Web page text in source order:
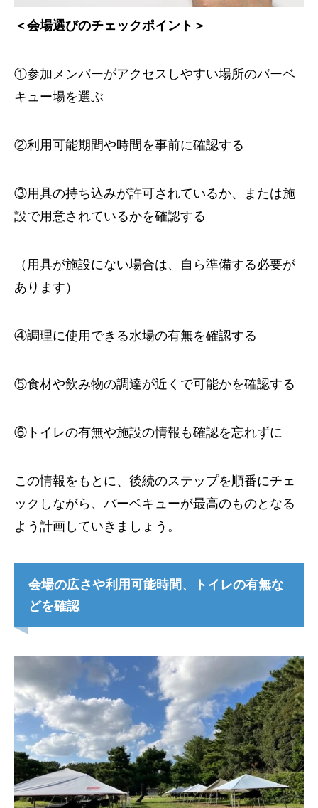
＜会場選びのチェックポイント＞
①参加メンバーがアクセスしやすい場所のバーベ
キュー場を選ぶ
②利用可能期間や時間を事前に確認する
③用具の持ち込みが許可されているか、または施
設で用意されているかを確認する
（用具が施設にない場合は、自ら準備する必要が
あります）
④調理に使用できる水場の有無を確認する
⑤食材や飲み物の調達が近くで可能かを確認する
⑥トイレの有無や施設の情報も確認を忘れずに
この情報をもとに、後続のステップを順番にチェ
ックしながら、バーベキューが最高のものとなる
よう計画していきましょう。
会場の広さや利用可能時間、トイレの有無な
どを確認